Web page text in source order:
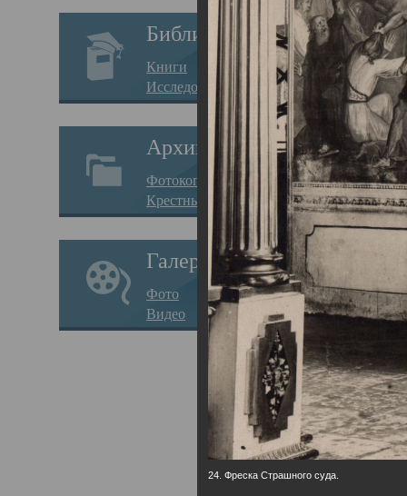
Библиотека
Книги
Исследования
Архив
Фотокопии дел
Крестные ходы
Галерея
Фото
Видео
24. Фреска Страшного суда.